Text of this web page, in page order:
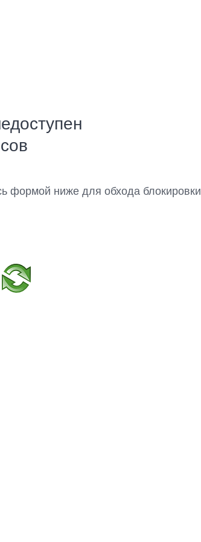
формой ниже для обхода блокировки